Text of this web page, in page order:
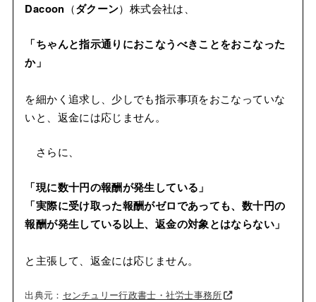
Dacoon （ダクーン）株式会社は、
「ちゃんと指示通りにおこなうべきことをおこなった
か」
を細かく追求し、少しでも指示事項をおこなっていな
いと、返金には応じません。
さらに、
「現に数十円の報酬が発生している」
「実際に受け取った報酬がゼロであっても、数十円の
報酬が発生している以上、返金の対象とはならない」
と主張して、返金には応じません。
出典元： センチュリー行政書士・社労士事務所